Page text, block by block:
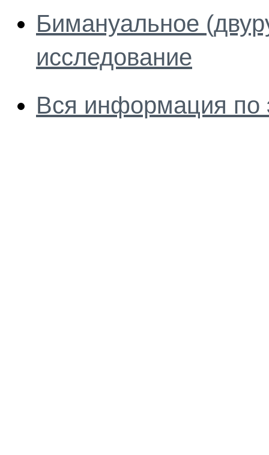
Бимануальное
исследование
Вся информация по